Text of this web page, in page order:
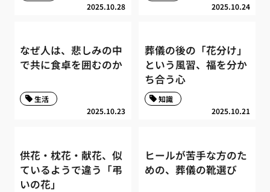
2025.10.28 2025.10.24
なぜ人は、悲しみの中
で共に食卓を囲むのか
2025.10.23
生活
葬儀の後の「花分け」
という風習、福を分か
ち合う心
2025.10.21
知識
供花・枕花・献花、似
ているようで違う「弔
いの花」
ヒールが苦手な方のた
めの、葬儀の靴選び